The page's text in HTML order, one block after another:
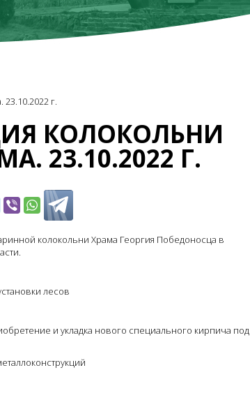
г.
КОЛОКОЛЬНИ
23.10.2022 Г.
колокольни Храма Георгия Победоносца в
лесов
и укладка нового специального кирпича под